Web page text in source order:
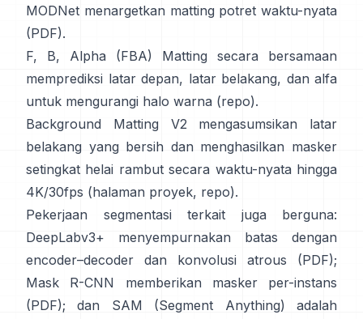
MODNet menargetkan matting potret waktu-nyata
(PDF).
F, B, Alpha (FBA) Matting secara bersamaan
memprediksi latar depan, latar belakang, dan alfa
untuk mengurangi halo warna (repo).
Background Matting V2 mengasumsikan latar
belakang yang bersih dan menghasilkan masker
setingkat helai rambut secara waktu-nyata hingga
4K/30fps (halaman proyek, repo).
Pekerjaan segmentasi terkait juga berguna:
DeepLabv3+ menyempurnakan batas dengan
encoder–decoder dan konvolusi atrous
(PDF);
Mask R-CNN
memberikan masker per-instans
(PDF); dan SAM (Segment Anything) adalah